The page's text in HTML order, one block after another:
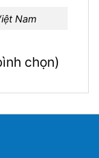
Nam
chọn)